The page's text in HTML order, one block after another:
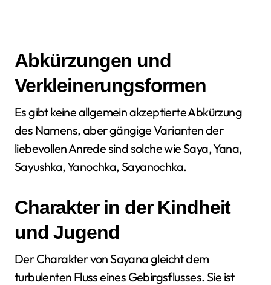
Abkürzungen und
Verkleinerungsformen
Es gibt keine allgemein akzeptierte Abkürzung
des Namens, aber gängige Varianten der
liebevollen Anrede sind solche wie Saya, Yana,
Sayushka, Yanochka, Sayanochka.
Charakter in der Kindheit
und Jugend
Der Charakter von Sayana gleicht dem
turbulenten Fluss eines Gebirgsflusses. Sie ist